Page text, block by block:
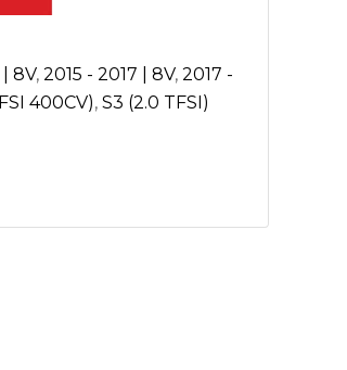
| 8V, 2015 - 2017 | 8V, 2017 -
400CV), S3 (2.0 TFSI)